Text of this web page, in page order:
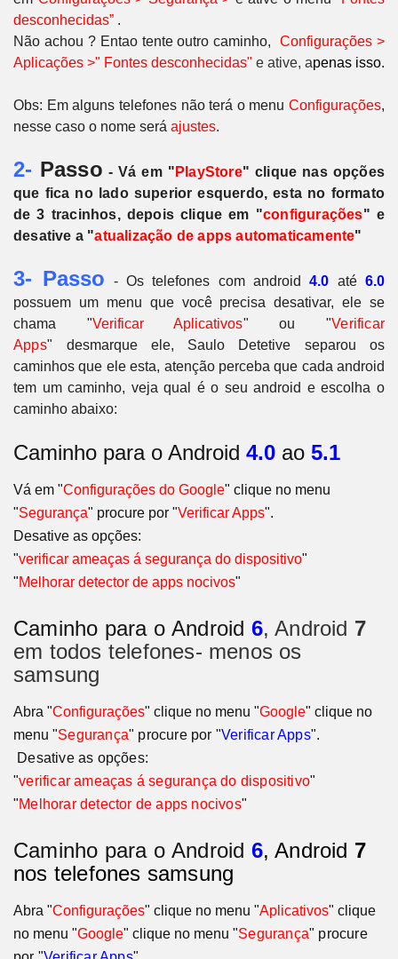
desconhecidas” .
Não achou ? Entao tente outro caminho,Configurações >
Aplicações >" Fontes desconhecidas" e ative, apenas isso.
Obs: Em alguns telefones não terá o menu Configurações,
nesse caso o nome será ajustes.
2- Passo - Vá em " PlayStore" clique nas opções
que fica no lado superior esquerdo, esta no formato
de 3 tracinhos, depois clique em "configurações" e
desative a "atualização de apps automaticamente"
3- Passo - Os telefones com android4.0 até6.0
possuem um menu que você precisa desativar, ele se
chama "Verificar Aplicativos" ou "Verificar
Apps" desmarque ele, Saulo Detetive separou os
caminhos que ele esta, atenção perceba que cada android
tem um caminho, veja qual é o seu android e escolha o
caminho abaixo:
Caminho para o Android 4.0 ao 5.1
Vá em "Configurações do Google" clique no menu
"Segurança" procure por "Verificar Apps".
Desative as opções:
"verificar ameaças á segurança do dispositivo"
"Melhorar detector de apps nocivos"
Caminho para o Android 6, Android 7
em todos telefones- menos os
samsung
Abra "Configurações" clique no menu "Google" clique no
menu "Segurança" procure por "Verificar Apps".
Desative as opções:
"verificar ameaças á segurança do dispositivo"
"Melhorar detector de apps nocivos"
Caminho para o Android 6, Android 7
nos telefones samsung
Abra "Configurações" clique no menu "Aplicativos" clique
no menu "Google" clique no menu "Segurança" procure